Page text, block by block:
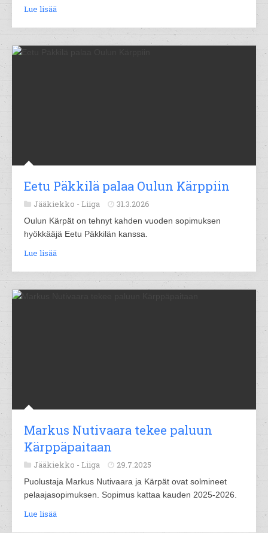
Lue lisää
Eetu Päkkilä palaa Oulun Kärppiin
Jääkiekko - Liiga 31.3.2026
Oulun Kärpät on tehnyt kahden vuoden sopimuksen
hyökkääjä Eetu Päkkilän kanssa.
Lue lisää
Markus Nutivaara tekee paluun
Kärppäpaitaan
Jääkiekko - Liiga 29.7.2025
Puolustaja Markus Nutivaara ja Kärpät ovat solmineet
pelaajasopimuksen. Sopimus kattaa kauden 2025-2026.
Lue lisää